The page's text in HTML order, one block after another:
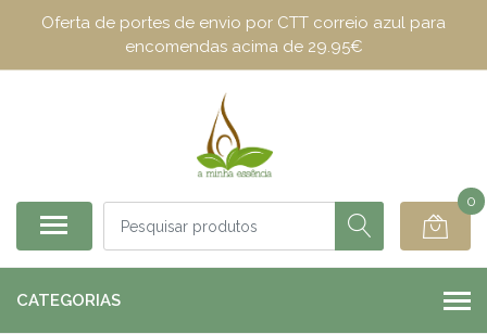
Oferta de portes de envio por CTT correio azul para
encomendas acima de 29.95€
0
CATEGORIAS